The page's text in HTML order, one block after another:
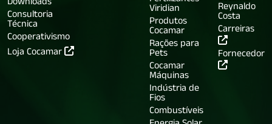
Downloads
Consultoria
Técnica
Cooperativismo
Loja Cocamar
Viridian
Produtos
Cocamar
Rações para
Pets
Cocamar
Máquinas
Indústria de
Fios
Combustíveis
Reynaldo
Costa
Carreiras
Fornecedor